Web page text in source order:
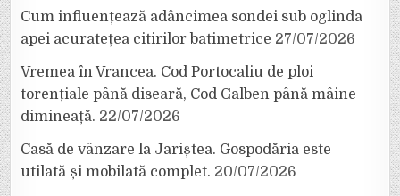
Cum influențează adâncimea sondei sub oglinda
apei acuratețea citirilor batimetrice 27/07/2026
Vremea în Vrancea. Cod Portocaliu de ploi
torențiale până diseară, Cod Galben până mâine
dimineață. 22/07/2026
Casă de vânzare la Jariștea. Gospodăria este
utilată și mobilată complet. 20/07/2026